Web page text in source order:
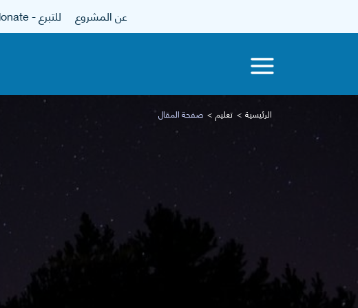
عن المشروع للتبرع - donate
الرئيسية تعليم صفحة المقال